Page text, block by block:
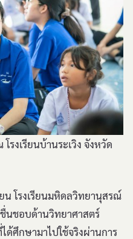
งเรียนบ้านระเวิง จังหวัด
โรงเรียนมหิดลวิทยานุสรณ์
นชอบด้านวิทยาศาสตร์
ศึกษามาไปใช้จริงผ่านการ